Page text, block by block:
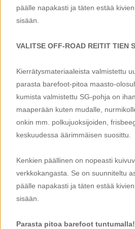
päälle napakasti ja täten estää
sisään.
VALITSE OFF-ROAD REITIT TIEN
Kierrätysmateriaaleista valmistettu
parasta barefoot-pitoa maasto-
kumista valmistettu SG-pohja on
maaperään kuten mudalle,
onkin mm. polkujuoksijoiden,
keskuudessa äärimmäisen suosittu.
Kenkien päällinen on nopeasti
verkkokangasta. Se on suunniteltu
päälle napakasti ja täten estää
sisään.
Parasta pitoa barefoot tuntumalla!